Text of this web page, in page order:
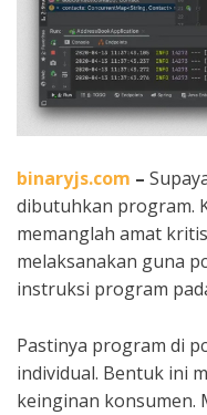
binaryjs.com –
dibutuhkan program.
memanglah amat
melaksanakan guna
instruksi program
Pastinya program di
individual. Bentuk ini
keinginan konsumen.